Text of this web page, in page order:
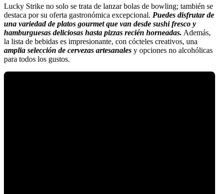
Lucky Strike no solo se trata de lanzar bolas de bowling; también se
destaca por su oferta gastronómica excepcional. Puedes disfrutar de
una variedad de platos gourmet que van desde sushi fresco y
hamburguesas deliciosas hasta pizzas recién horneadas. Además,
la lista de bebidas es impresionante, con cócteles creativos, una
amplia selección de cervezas artesanales y opciones no alcohólicas
para todos los gustos.